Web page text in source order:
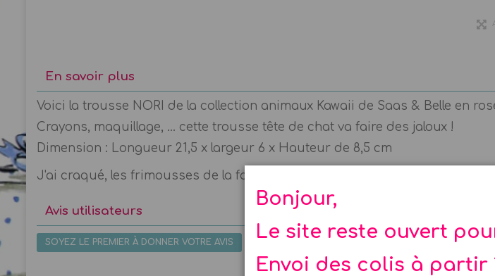
Bonjour,
Le site reste ouvert
Envoi des colis à partir
En savoir plus
Voici la trousse NORI de la collection animaux Kawaii de Saas & Belle en
Crayons, maquillage, ... cette trousse tête de chat va faire des jaloux !
Dimension : Longueur 21,5 x largeur 6 x Hauteur de 8,5 cm
J'ai craqué, les frimousses de la famille Kawaii sont juste adorables, cela
Avis utilisateurs
SOYEZ LE PREMIER À DONNER VOTRE AVIS